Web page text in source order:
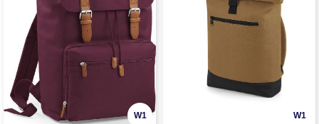
W1 W1